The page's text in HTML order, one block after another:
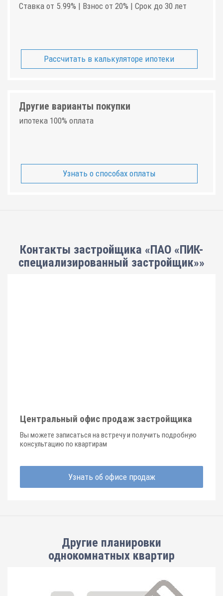
Ставка от 5.99% | Взнос от 20% | Срок до 30 лет
Рассчитать в калькуляторе ипотеки
Другие варианты покупки
ипотека 100% оплата
Узнать о способах оплаты
Контакты застройщика «ПАО «ПИК-
специализированный застройщик»»
Центральный офис продаж застройщика
Вы можете записаться на встречу и получить подробную
консультацию по квартирам
Узнать об офисе продаж
Другие планировки
однокомнатных квартир